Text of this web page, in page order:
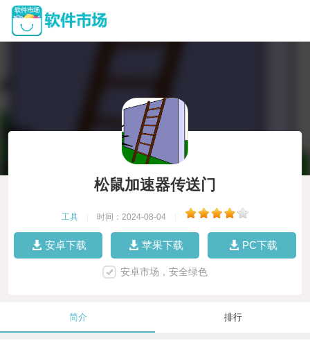
松鼠加速器传送门
工具 时间：2024-08-04
安卓下载 苹果下载 PC下载
安卓市场，安全绿色
简介 排行